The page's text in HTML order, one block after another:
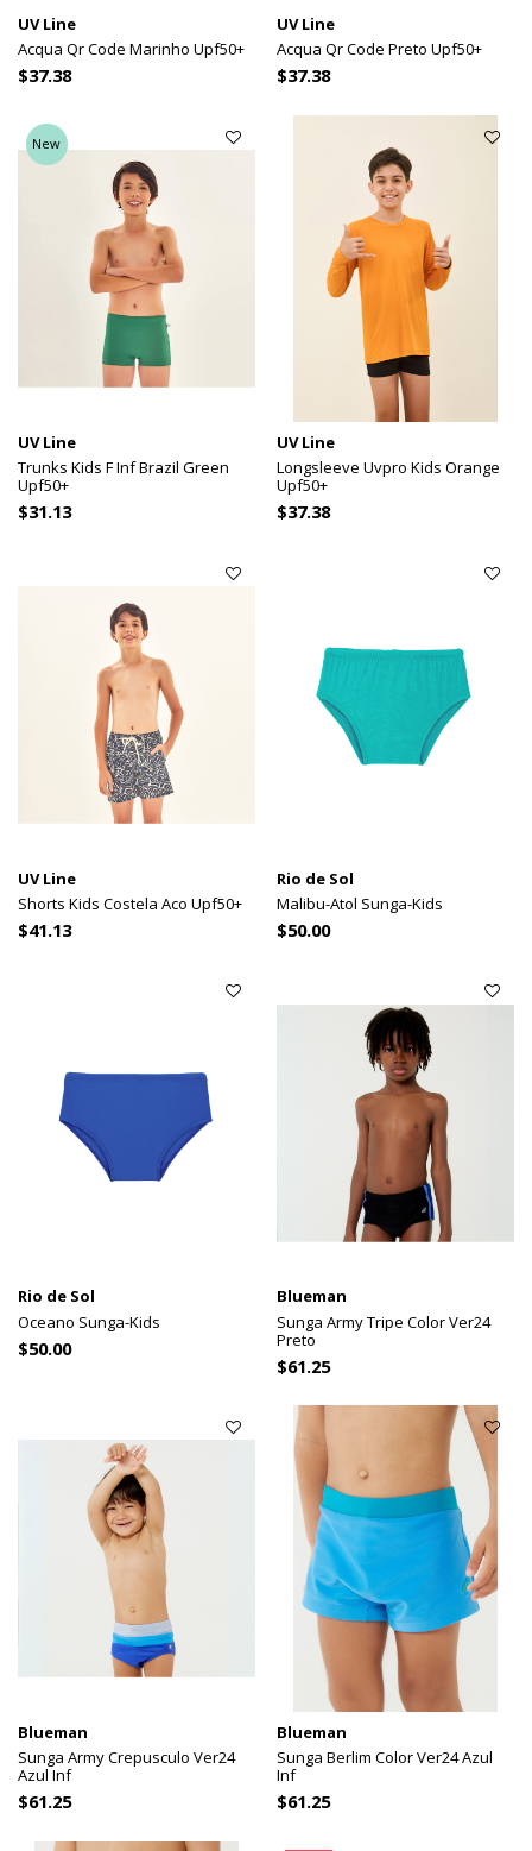
UV Line
Acqua Qr Code Marinho Upf50+
$37.38
UV Line
Acqua Qr Code Preto Upf50+
$37.38
New
UV Line
Trunks Kids F Inf Brazil Green
Upf50+
$31.13
UV Line
Longsleeve Uvpro Kids Orange
Upf50+
$37.38
UV Line
Shorts Kids Costela Aco Upf50+
$41.13
Rio de Sol
Malibu-Atol Sunga-Kids
$50.00
Rio de Sol
Oceano Sunga-Kids
$50.00
Blueman
Sunga Army Tripe Color Ver24
Preto
$61.25
Blueman
Sunga Army Crepusculo Ver24
Azul Inf
$61.25
Blueman
Sunga Berlim Color Ver24 Azul
Inf
$61.25